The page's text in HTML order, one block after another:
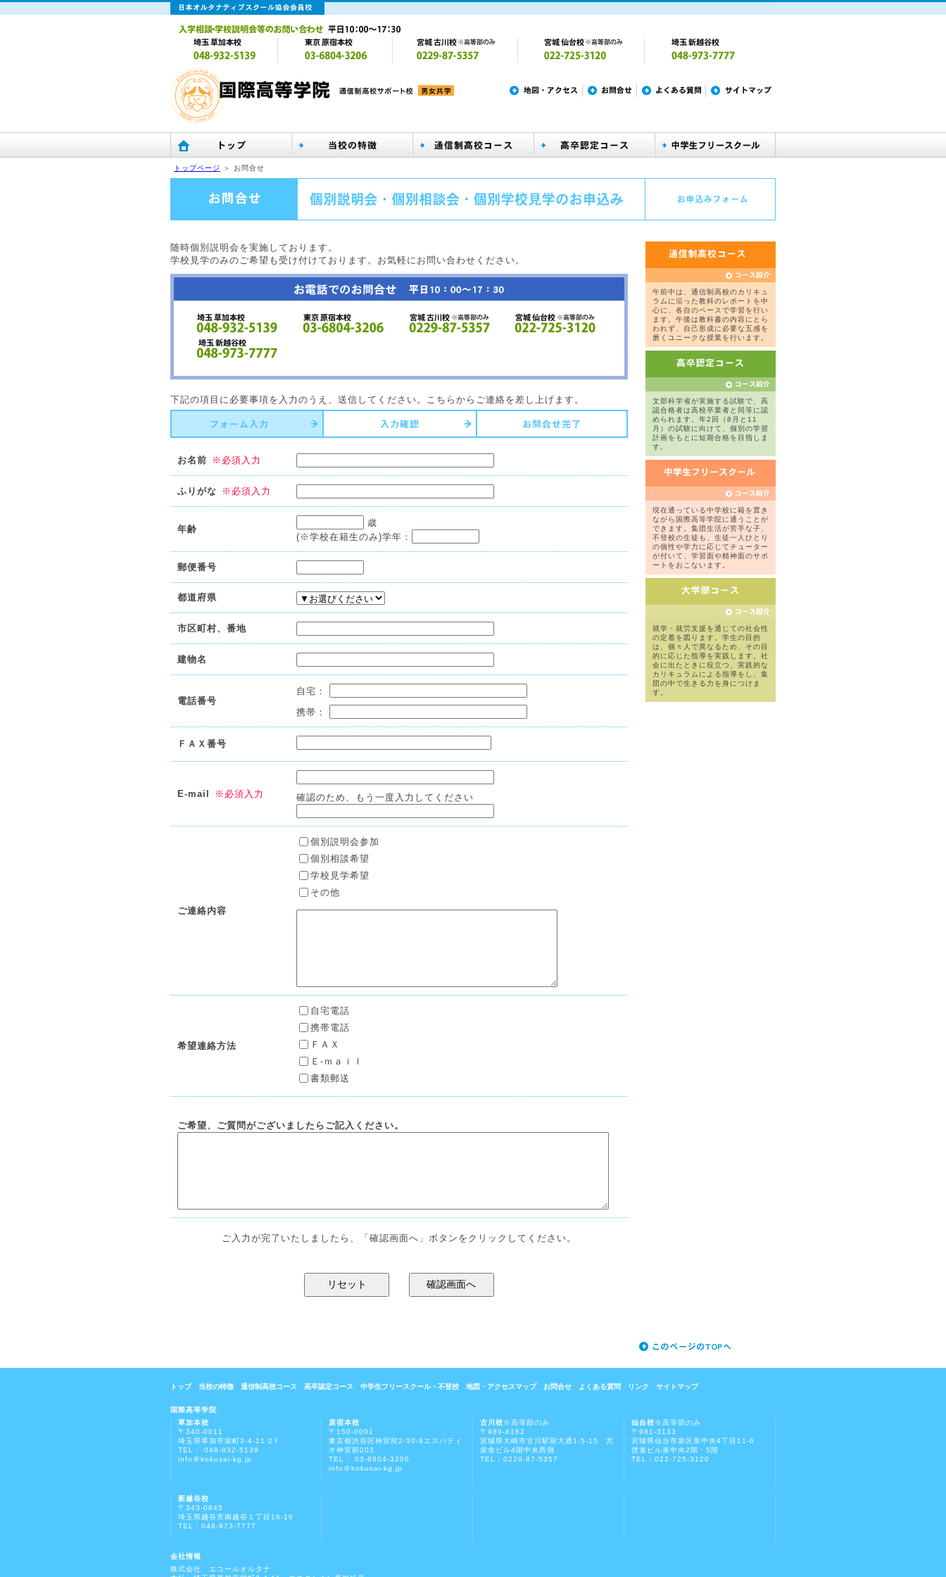
トップページ ＞ お問合せ
随時個別説明会を実施しております。
学校見学のみのご希望も受け付けております。お気軽にお問い合わせください。
下記の項目に必要事項を入力のうえ、送信してください。こちらからご連絡を差し上げます。
お名前 ※必須入力
ふりがな ※必須入力
年齢
歳
(※学校在籍生のみ)学年：
郵便番号
都道府県
市区町村、番地
建物名
電話番号
自宅：
携帯：
ＦＡＸ番号
E-mail ※必須入力 確認のため、もう一度入力してください
ご連絡内容
個別説明会参加
個別相談希望
学校見学希望
その他
希望連絡方法
自宅電話
携帯電話
ＦＡＸ
Ｅ-ｍａｉｌ
書類郵送
ご希望、ご質問がございましたらご記入ください。
ご入力が完了いたしましたら、 「確認画面へ」ボタンをクリックしてください。
午前中は、通信制高校のカリキュ
ラムに沿った教科のレポートを中
心に、各自のペースで学習を行い
ます。午後は教科書の内容にとら
われず、自己形成に必要な五感を
磨くユニークな授業を行います。
文部科学省が実施する試験で、高
認合格者は高校卒業者と同等に認
められます。年2回（8月と11
月）の試験に向けて、個別の学習
計画をもとに短期合格を目指しま
す。
現在通っている中学校に籍を置き
ながら国際高等学院に通うことが
できます。集団生活が苦手な子、
不登校の生徒も、生徒一人ひとり
の個性や学力に応じてチューター
が付いて、学習面や精神面のサポ
ートをおこないます。
就学・就労支援を通じての社会性
の定着を図ります。学生の目的
は、個々人で異なるため、その目
的に応じた指導を実践します。社
会に出たときに役立つ、実践的な
カリキュラムによる指導をし、集
団の中で生きる力を身につけま
す。
トップ 当校の特徴 通信制高校コース 高卒認定コース 中学生フリースクール・不登校 地図・アクセスマップ お問合せ よくある質問 リンク サイトマップ
国際高等学院
草加本校
〒340-0011
埼玉県草加市栄町3-4-11 2Ｆ
TEL： 048-932-5139
info＠kokusai-kg.jp
原宿本校
〒150-0001
東京都渋谷区神宮前2-30-9エスパティ
オ神宮前203
TEL： 03-6804-3206
info＠kokusai-kg.jp
古川校※高等部のみ
〒989-6162
宮城県大崎市古川駅前大通1-5-15 共
栄舎ビル4階中央西側
TEL：0229-87-5357
仙台校※高等部のみ
〒981-3133
宮城県仙台市泉区泉中央4丁目11-6
啓進ビル泉中央2階・5階
TEL：022-725-3120
新越谷校
〒343-0845
埼玉県越谷市南越谷１丁目16-16
TEL：048-973-7777
会社情報
株式会社 エコールオルタナ